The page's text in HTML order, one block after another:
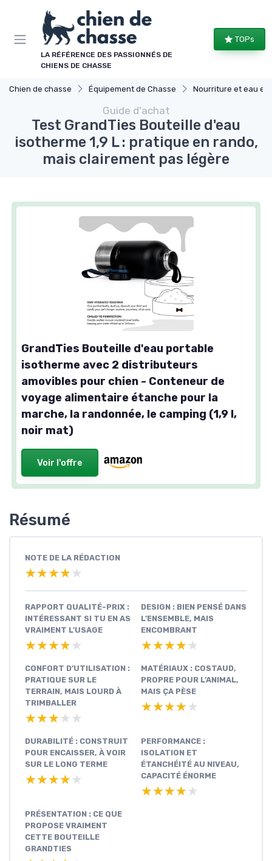
LA RÉFÉRENCE DES PASSIONNÉS DE
CHIENS DE CHASSE
TOPs
Chien de chasse Équipement de Chasse Nourriture et eau en
Guide d'achat
Test GrandTies Bouteille d'eau
isotherme 1,9 L : pratique en rando,
mais clairement pas légère
GrandTies Bouteille d'eau portable
isotherme avec 2 distributeurs
amovibles pour chien - Conteneur de
voyage alimentaire étanche pour la
marche, la randonnée, le camping (1,9 l,
noir mat)
Voir l'offre
Résumé
NOTE DE LA RÉDACTION
★★★★★
★★★★★
RAPPORT QUALITÉ-PRIX :
INTÉRESSANT SI TU EN AS
VRAIMENT L’USAGE
★★★★★
★★★★★
DESIGN : BIEN PENSÉ DANS
L’ENSEMBLE, MAIS
ENCOMBRANT
★★★★★
★★★★★
CONFORT D’UTILISATION :
PRATIQUE SUR LE
TERRAIN, MAIS LOURD À
TRIMBALLER
★★★★★
★★★★★
MATÉRIAUX : COSTAUD,
PROPRE POUR L’ANIMAL,
MAIS ÇA PÈSE
★★★★★
★★★★★
DURABILITÉ : CONSTRUIT
POUR ENCAISSER, À VOIR
SUR LE LONG TERME
★★★★★
★★★★★
PERFORMANCE :
ISOLATION ET
ÉTANCHÉITÉ AU NIVEAU,
CAPACITÉ ÉNORME
★★★★★
★★★★★
PRÉSENTATION : CE QUE
PROPOSE VRAIMENT
CETTE BOUTEILLE
GRANDTIES
Panneau de gestion des cookies